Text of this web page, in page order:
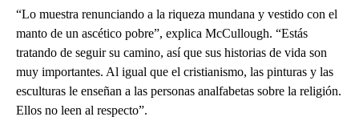
“Lo muestra renunciando a la riqueza mundana y vestido con el
manto de un ascético pobre”, explica McCullough. “Estás
tratando de seguir su camino, así que sus historias de vida son
muy importantes. Al igual que el cristianismo, las pinturas y las
esculturas le enseñan a las personas analfabetas sobre la religión.
Ellos no leen al respecto”.